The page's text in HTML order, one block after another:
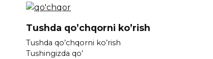
Tushda qo’chqorni ko’rish
Tushda qo’chqorni ko’rish
Tushingizda qo’